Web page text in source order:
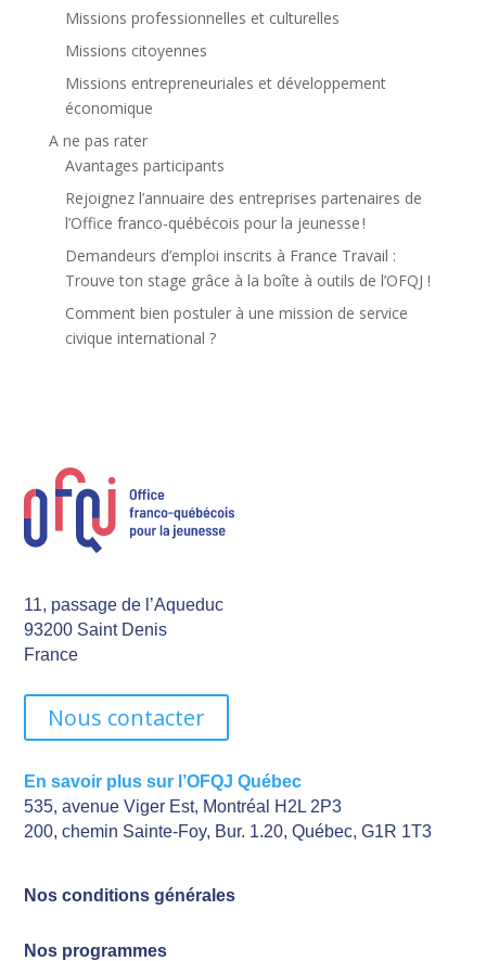
Missions professionnelles et culturelles
Missions citoyennes
Missions entrepreneuriales et développement
économique
A ne pas rater
Avantages participants
Rejoignez l’annuaire des entreprises partenaires de
l’Office franco-québécois pour la jeunesse !
Demandeurs d’emploi inscrits à France Travail :
Trouve ton stage grâce à la boîte à outils de l’OFQJ !
Comment bien postuler à une mission de service
civique international ?
11, passage de l’Aqueduc
93200 Saint Denis
France
Nous contacter
En savoir plus sur l’OFQJ Québec
535, avenue Viger Est, Montréal H2L 2P3
200, chemin Sainte-Foy, Bur. 1.20, Québec, G1R 1T3
Nos conditions générales
Nos programmes